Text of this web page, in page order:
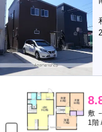
敷
1階